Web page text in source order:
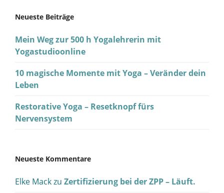
Neueste Beiträge
Mein Weg zur 500 h Yogalehrerin mit
Yogastudioonline
10 magische Momente mit Yoga – Veränder dein
Leben
Restorative Yoga – Resetknopf fürs
Nervensystem
Neueste Kommentare
Elke Mackzu Zertifizierung bei der ZPP – Läuft.